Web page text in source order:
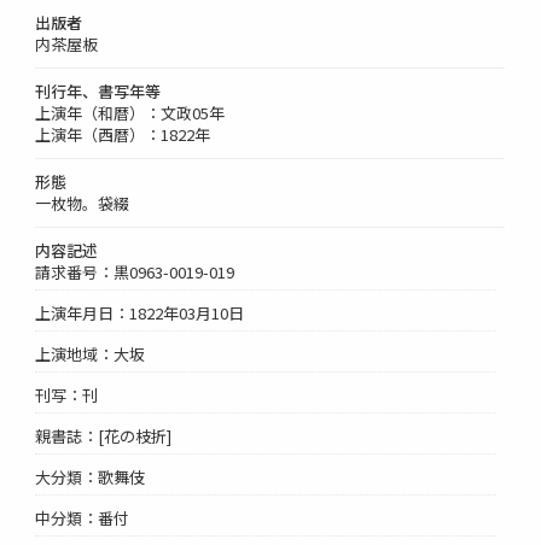
出版者
内茶屋板
刊行年、書写年等
上演年（和暦）：文政05年
上演年（西暦）：1822年
形態
一枚物。袋綴
内容記述
請求番号：黒0963-0019-019
上演年月日：1822年03月10日
上演地域：大坂
刊写：刊
親書誌：[花の枝折]
大分類：歌舞伎
中分類：番付